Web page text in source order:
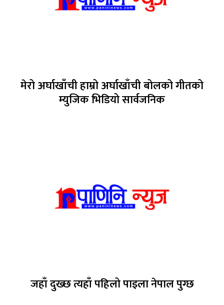
मेरो अर्घाखाँची हाम्रो अर्घाखाँची बोलको गीतको
म्युजिक भिडियो सार्वजनिक
जहाँ दुख्छ त्यहाँ पहिलो पाइला नेपाल पुग्छ